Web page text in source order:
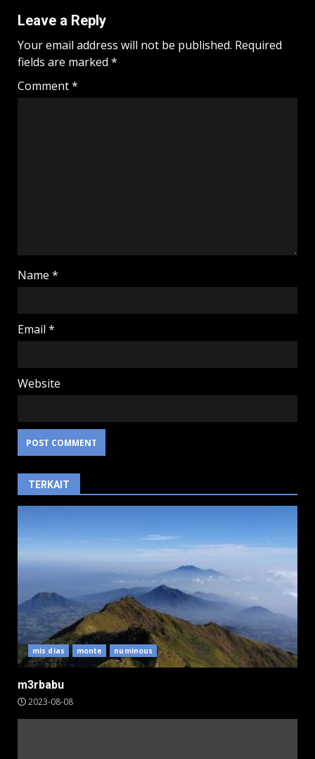
Leave a Reply
Your email address will not be published. Required
fields are marked *
Comment*
Name *
Email *
Website
TERKAIT
mis dias monte numinous
m3rbabu
2023-08-08